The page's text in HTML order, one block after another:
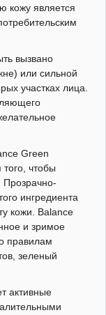
кожу является
вызвано
или сильной
участках лица.
Green
чтобы
Прозрачно-
ингредиента
кожи. Balance
и зримое
правилам
зеленый
активные